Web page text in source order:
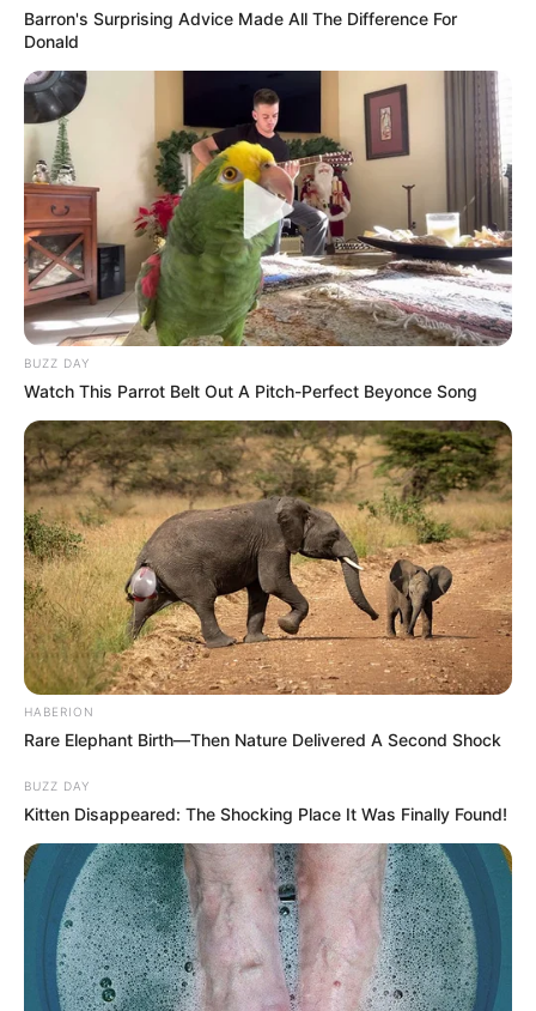
Barron's Surprising Advice Made All The Difference For
Donald
BUZZ DAY
Watch This Parrot Belt Out A Pitch-Perfect Beyonce Song
HABERION
Rare Elephant Birth—Then Nature Delivered A Second Shock
BUZZ DAY
Kitten Disappeared: The Shocking Place It Was Finally Found!